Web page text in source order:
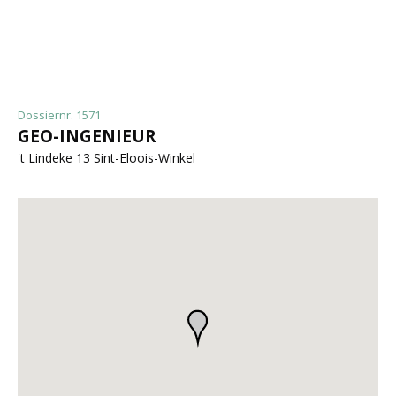
Dossiernr. 1571
GEO-INGENIEUR
't Lindeke 13 Sint-Eloois-Winkel